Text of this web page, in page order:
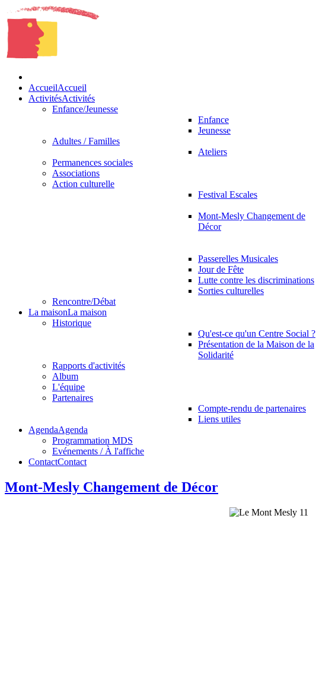
AccueilAccueil
ActivitésActivités
Enfance/Jeunesse
Enfance
Jeunesse
Adultes / Familles
Ateliers
Permanences sociales
Associations
Action culturelle
Festival Escales
Mont-Mesly Changement de
Décor
Passerelles Musicales
Jour de Fête
Lutte contre les discriminations
Sorties culturelles
Rencontre/Débat
La maisonLa maison
Historique
Qu'est-ce qu'un Centre Social ?
Présentation de la Maison de la
Solidarité
Rapports d'activités
Album
L'équipe
Partenaires
Compte-rendu de partenaires
Liens utiles
AgendaAgenda
Programmation MDS
Evénements / À l'affiche
ContactContact
Mont-Mesly Changement de Décor